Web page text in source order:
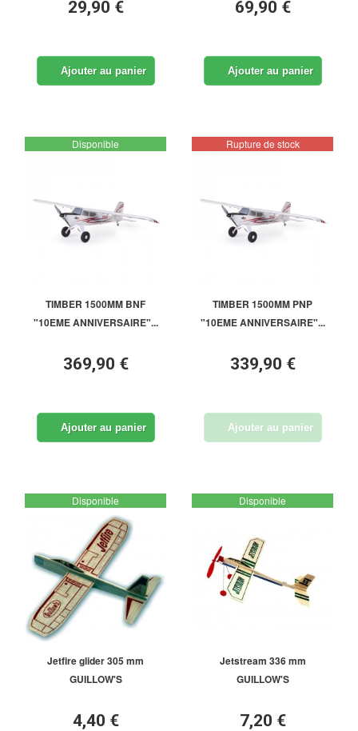
29,90 €
Ajouter au panier
69,90 €
Ajouter au panier
Disponible
TIMBER 1500MM BNF
"10EME ANNIVERSAIRE"...
369,90 €
Ajouter au panier
Rupture de stock
TIMBER 1500MM PNP
"10EME ANNIVERSAIRE"...
339,90 €
Ajouter au panier
Disponible
Jetfire glider 305 mm
GUILLOW'S
4,40 €
Disponible
Jetstream 336 mm
GUILLOW'S
7,20 €